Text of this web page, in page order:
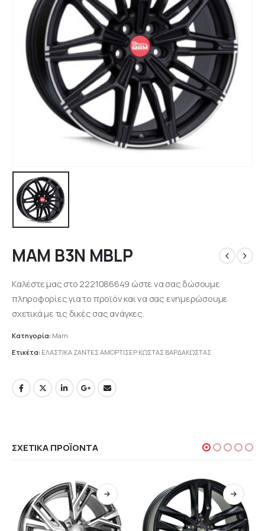
MAM B3N MBLP
Καλέστε μας στο 2221086649 ώστε να σας δώσουμε
πληροφορίες για το προϊόν και να σας ενημερώσουμε
σχετικά με τις δικές σας ανάγκες.
Κατηγορία: Mam
Ετικέτα: ΕΛΑΣΤΙΚΑ ΖΑΝΤΕΣ ΑΜΟΡΤΙΣΕΡ ΚΩΣΤΑΣ ΒΑΡΔΑΚΩΣΤΑΣ
ΣΧΕΤΙΚΆ ΠΡΟΪΌΝΤΑ